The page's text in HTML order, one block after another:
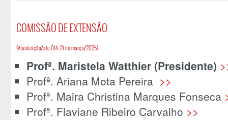
COMISSÃO DE EXTENSÃO
(Atualização/ato 014: 21 de março/2025)
Profª. Maristela Watthier (Presidente)
Profª. Ariana Mota Pereira >>
Profª. Maira Christina Marques Fonseca
Profª. Flaviane Ribeiro Carvalho >>